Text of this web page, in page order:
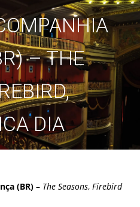
–THE
DIA
(BR) – The Seasons, Firebird